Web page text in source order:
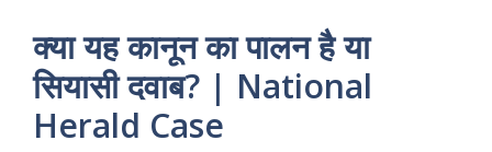
क्या यह कानून का पालन है या
सियासी दवाब? | National
Herald Case